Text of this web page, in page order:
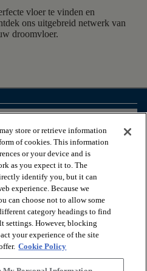
vloer te vinden en
ons uitgebreid netwerk van
droomvloer.
store or retrieve information
of cookies. This information
or your device and is
as you expect it to. The
identify you, but it can
experience. Because we
can choose not to allow some
category headings to find
settings. However, blocking
your experience of the site
Cookie Policy